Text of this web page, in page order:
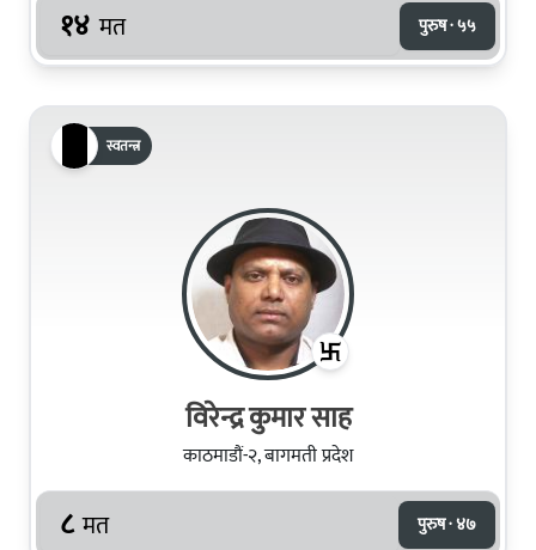
१४ मत पुरुष · ५५
स्वतन्त्र
विरेन्द्र कुमार साह
काठमाडौं-२, बागमती प्रदेश
८ मत पुरुष · ४७